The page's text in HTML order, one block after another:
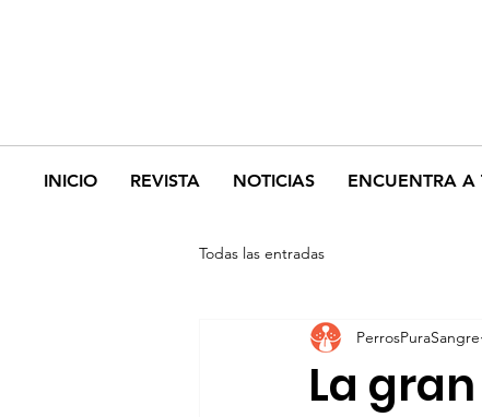
INICIO REVISTA NOTICIAS ENCUENTRA A
Todas las entradas
La
PerrosPuraSangre